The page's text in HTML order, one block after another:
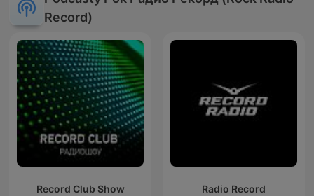
Record)
Record Club Show Radio Record